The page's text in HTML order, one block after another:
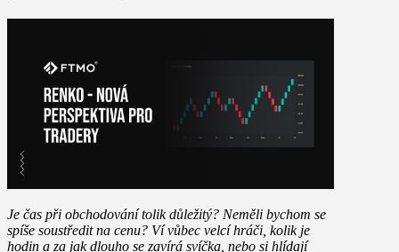
Je čas při obchodování tolik důležitý? Neměli bychom se
spíše soustředit na cenu? Ví vůbec velcí hráči, kolik je
hodin a za jak dlouho se zavírá svíčka, nebo si hlídají